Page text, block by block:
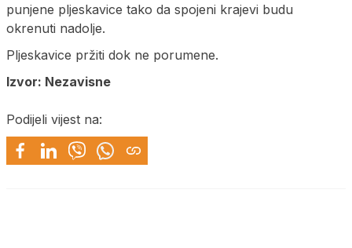
punjene pljeskavice tako da spojeni krajevi budu
okrenuti nadolje.
Pljeskavice pržiti dok ne porumene.
Izvor: Nezavisne
Podijeli vijest na: